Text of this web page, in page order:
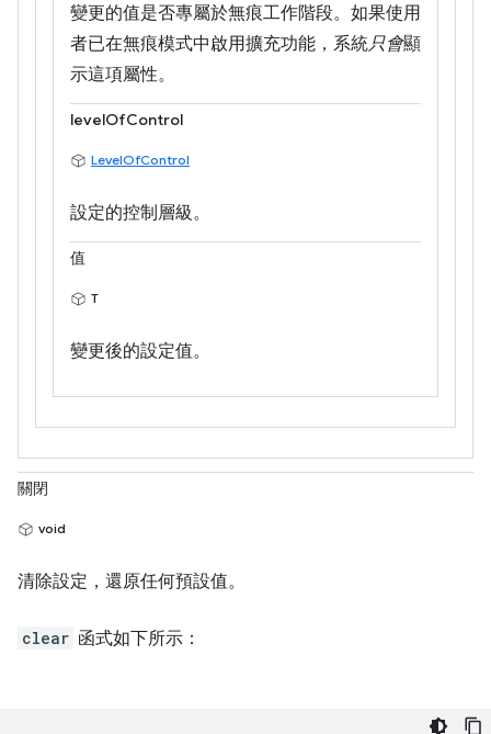
變更的值是否專屬於無痕工作階段。如果使用
者已在無痕模式中啟用擴充功能，系統只會顯
示這項屬性。
levelOfControl
LevelOfControl
設定的控制層級。
值
T
變更後的設定值。
關閉
void
清除設定，還原任何預設值。
clear 函式如下所示：